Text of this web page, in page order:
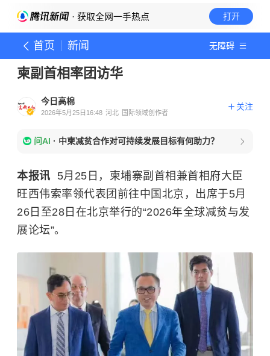
· 获取全网一手热点 打开
首页 新闻 无障碍
柬副首相率团访华
今日高棉
2026年5月25日16:48 河北 国际领域创作者
关注
问AI · 中柬减贫合作对可持续发展目标有何助力？
本报讯 5月25日，柬埔寨副首相兼首相府大臣
旺西伟索率领代表团前往中国北京，出席于5月
26日至28日在北京举行的“2026年全球减贫与发
展论坛”。